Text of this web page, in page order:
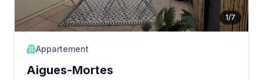
1/7
Appartement
Aigues-Mortes